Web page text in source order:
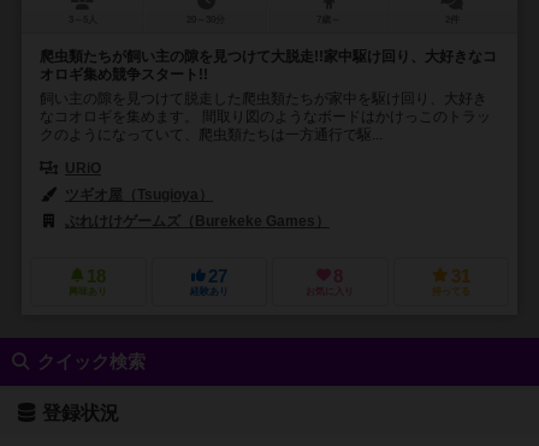
爬虫類たちが飼い主の隙を見つけて大脱走!!家中駆け回り、大好きなコ
オロギ集め競争スタート!!
飼い主の隙を見つけて脱走した爬虫類たちが家中を駆け回り、大好き
なコオロギを集めます。 間取り図のようなボードはかけっこのトラッ
クのようになっていて、爬虫類たちは一方通行で駆...
URiO
ツギオ屋（Tsugioya）
​ぶれけけゲームズ（Burekeke Games）
18
興味あり
27
経験あり
8
お気に入り
31
持ってる
クイック検索
登録状況